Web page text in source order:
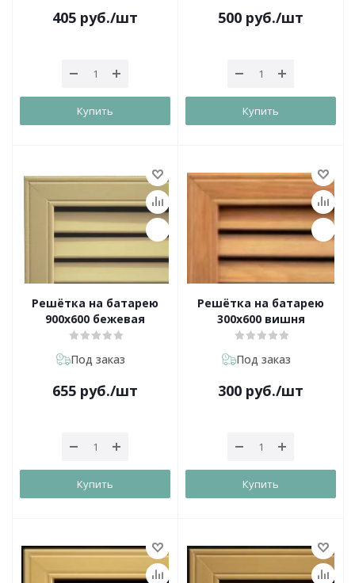
405 руб./шт
Купить
500 руб./шт
Купить
Решётка на батарею
900х600 бежевая
Под заказ
655 руб./шт
Купить
Решётка на батарею
300х600 вишня
Под заказ
300 руб./шт
Купить